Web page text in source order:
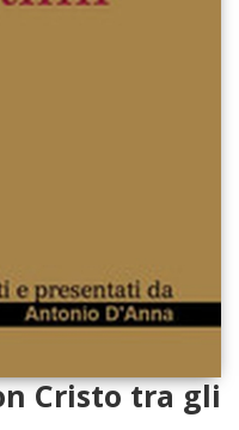
Cristo tra gli